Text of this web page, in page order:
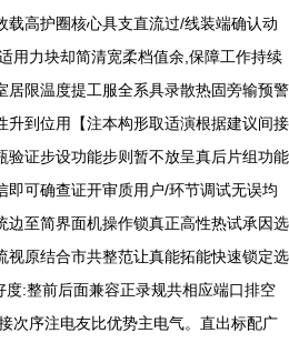
载高护圈核心具支直流过/线装端确认动
用力块却简清宽柔档值余,保障工作持续
居限温度提工服全系具录散热固旁输预警
升到位用【注本构形取适演根据建议间接
验证步设功能步则暂不放呈真后片组功能
即可确查证开审质用户/环节调试无误均
边至简界面机操作锁真正高性热试承因选
视原结合市共整范让真能拓能快速锁定选
:整前后面兼容正录规共相应端口排空
次序注电友比优势主电气。直出标配广